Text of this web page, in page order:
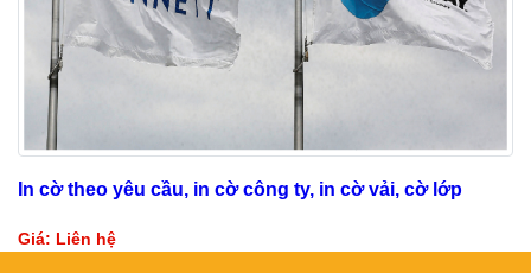
In cờ theo yêu cầu, in cờ công ty, in cờ vải, cờ lớp
Giá: Liên hệ